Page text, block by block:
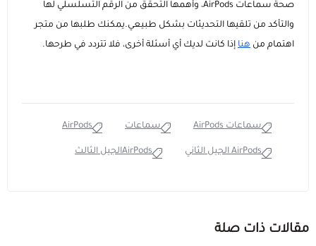
صحة سماعات AirPods، وأهمها التحقق من الرقم التسلسلي لها
والتأكد من تلقيها التحديثات بشكل طبيعي.يمكنك طلبها من متجر
اهتمام منهناإذا كانت لديك أي أسئلة أخرى، فلا تتردد في طرحها.
سماعات AirPods سماعات AirPods
AirPods الجيل الثاني AirPodsالجيل الثالث
مقالات ذات صلة